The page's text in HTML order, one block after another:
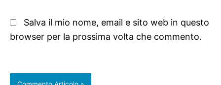
Salva il mio nome, email e sito web in questo
browser per la prossima volta che commento.